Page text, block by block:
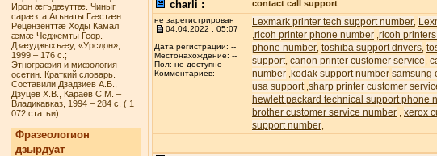
Ирон æгъдæуттæ. Чиныг
сарæзта Агънаты Гæстæн.
Рецензенттæ Ходы Камал
æмæ Чеджемты Геор. –
Дзæуджыхъæу, «Урсдон»,
1999 – 176 с.;
Этнография и мифология
осетин. Краткий словарь.
Составили Дзадзиев А.Б.,
Дзуцев Х.В., Караев С.М. –
Владикавказ, 1994 – 284 с. ( 1
072 статьи)
Фразеологион
дзырдуат
charli : contact call support
не зарегистрирован
04.04.2022 , 05:07
Дата регистрации: --
Местонахождение: --
Пол: не доступно
Комментариев: --
Lexmark printer tech support number
ricoh printer phone number ricoh
phone number toshiba support drivers
support canon printer customer service
number kodak support number samsung
usa support sharp printer customer
hewlett packard technical support phone
brother customer service number xerox
support number